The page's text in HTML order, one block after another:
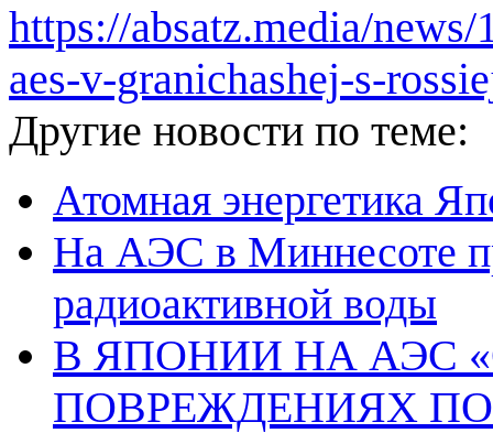
https://absatz.media/
aes-v-granichashej-s-
Другие новости по теме:
Атомная энергетика
На АЭС в Миннесоте
радиоактивной воды
В ЯПОНИИ НА АЭС
ПОВРЕЖДЕНИЯХ